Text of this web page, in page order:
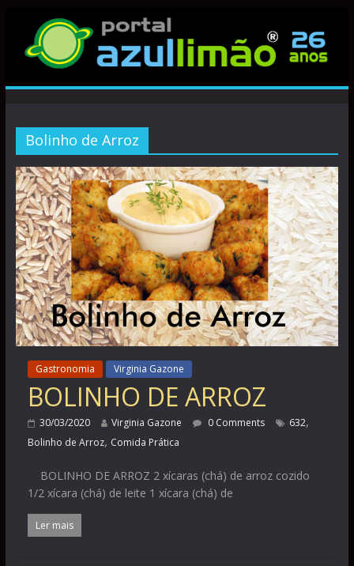
Bolinho de Arroz
Gastronomia Virginia Gazone
BOLINHO DE ARROZ
30/03/2020 Virginia Gazone 0 Comments 632,
Bolinho de Arroz, Comida Prática
BOLINHO DE ARROZ 2 xícaras (chá) de arroz cozido
1/2 xícara (chá) de leite 1 xícara (chá) de
Ler mais